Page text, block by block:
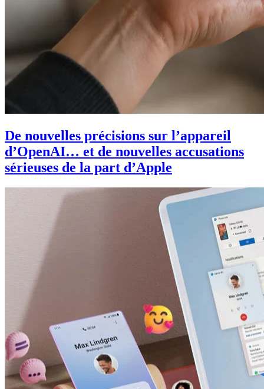
De nouvelles précisions sur l’appareil
d’OpenAI… et de nouvelles accusations
sérieuses de la part d’Apple